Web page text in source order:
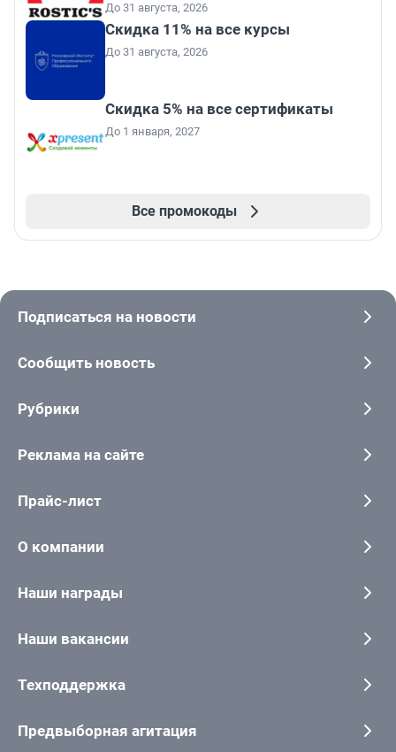
До 31 августа, 2026
Скидка 11% на все курсы
До 31 августа, 2026
Скидка 5% на все сертификаты
До 1 января, 2027
Все промокоды
Подписаться на новости
Сообщить новость
Рубрики
Реклама на сайте
Прайс-лист
О компании
Наши награды
Наши вакансии
Техподдержка
Предвыборная агитация